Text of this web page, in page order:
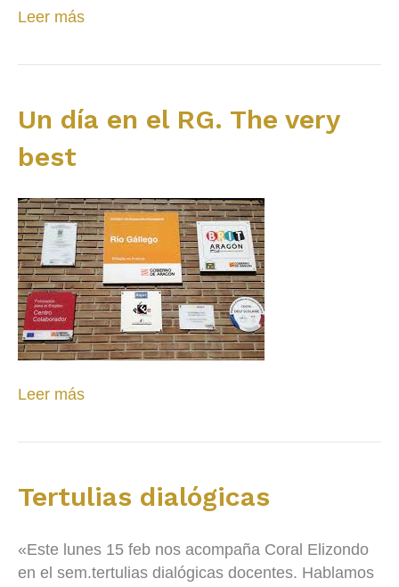
Leer más
Un día en el RG. The very
best
Leer más
Tertulias dialógicas
«Este lunes 15 feb nos acompaña Coral Elizondo
en el sem.tertulias dialógicas docentes. Hablamos